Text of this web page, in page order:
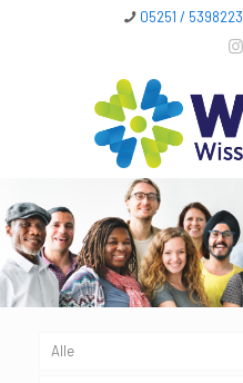
05251 / 5398223
Alle